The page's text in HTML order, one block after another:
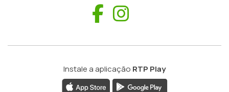
Facebook
Instale a aplicação RTP Play